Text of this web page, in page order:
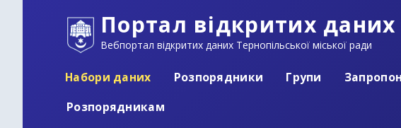
Портал відкритих
Вебпортал відкритих даних Тернопільської міської ради
Набори даних Розпорядники Групи
Розпорядникам